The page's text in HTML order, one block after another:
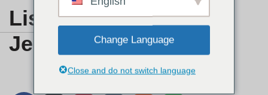
Listcrawler Central
Jersey
Change Language
Close and do not switch language